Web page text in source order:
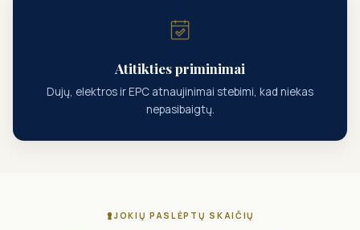
Atitikties priminimai
Dujų, elektros ir EPC atnaujinimai stebimi, kad niekas
nepasibaigtų.
JOKIŲ PASLĖPTŲ SKAIČIŲ